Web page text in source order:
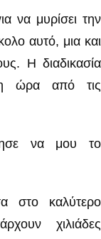
να μυρίσει την
αυτό, μια και
Η διαδικασία
ώρα από τις
να μου το
στο καλύτερο
χιλιάδες